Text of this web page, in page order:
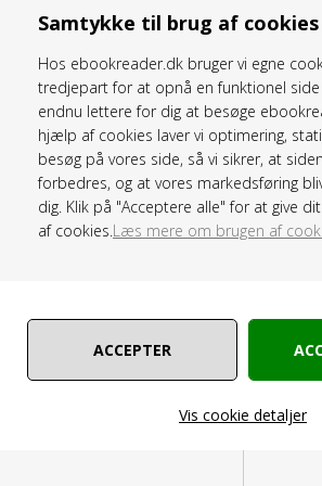
Samtykke til brug af cookies
Hos ebookreader.dk bruger vi egne
tredjepart for at opnå en funktionel
endnu lettere for dig at besøge
hjælp af cookies laver vi optimering,
besøg på vores side, så vi sikrer, at
forbedres, og at vores markedsføring
dig. Klik på "Acceptere alle" for at give
af cookies. Læs mere om brugen af
Vis cookie detaljer
1.995,00
1.689,00 DKK
Onyx BOOX Go 6 Gen II
Stengrå - 6" - 32GB RAM - Inkl.
mdr. SAXO Streaming
TILBUD